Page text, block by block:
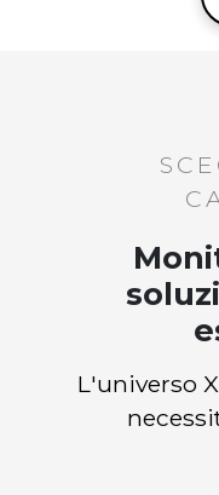
L'universo